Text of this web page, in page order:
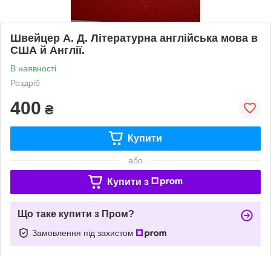
Швейцер А. Д. Літературна англійська мова в
США й Англії.
В наявності
Роздріб
400 ₴
Купити
або
Купити з
Що таке купити з Пром?
Замовлення під захистом